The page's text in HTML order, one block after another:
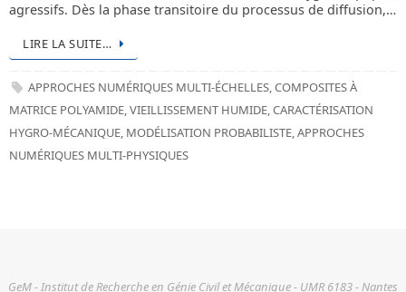
agressifs. Dès la phase transitoire du processus de diffusion,…
LIRE LA SUITE…
APPROCHES NUMÉRIQUES MULTI-ÉCHELLES,COMPOSITES À
MATRICE POLYAMIDE,VIEILLISSEMENT HUMIDE,CARACTÉRISATION
HYGRO-MÉCANIQUE, MODÉLISATION PROBABILISTE,APPROCHES
NUMÉRIQUES MULTI-PHYSIQUES
GeM - Institut de Recherche en Génie Civil et Mécanique - UMR 6183 - Nantes